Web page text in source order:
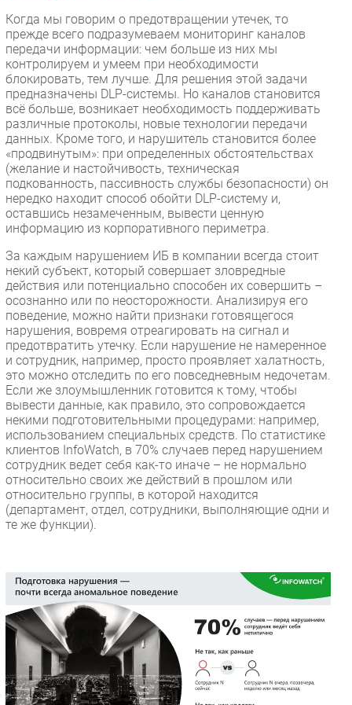
Когда мы говорим о предотвращении утечек, то
прежде всего подразумеваем мониторинг каналов
передачи информации: чем больше из них мы
контролируем и умеем при необходимости
блокировать, тем лучше. Для решения этой задачи
предназначены DLP-системы. Но каналов становится
всё больше, возникает необходимость поддерживать
различные протоколы, новые технологии передачи
данных. Кроме того, и нарушитель становится более
«продвинутым»: при определенных обстоятельствах
(желание и настойчивость, техническая
подкованность, пассивность службы безопасности) он
нередко находит способ обойти DLP-систему и,
оставшись незамеченным, вывести ценную
информацию из корпоративного периметра.
За каждым нарушением ИБ в компании всегда стоит
некий субъект, который совершает зловредные
действия или потенциально способен их совершить –
осознанно или по неосторожности. Анализируя его
поведение, можно найти признаки готовящегося
нарушения, вовремя отреагировать на сигнал и
предотвратить утечку. Если нарушение не намеренное
и сотрудник, например, просто проявляет халатность,
это можно отследить по его повседневным недочетам.
Если же злоумышленник готовится к тому, чтобы
вывести данные, как правило, это сопровождается
некими подготовительными процедурами: например,
использованием специальных средств. По статистике
клиентов InfoWatch, в 70% случаев перед нарушением
сотрудник ведет себя как-то иначе – не нормально
относительно своих же действий в прошлом или
относительно группы, в которой находится
(департамент, отдел, сотрудники, выполняющие одни и
те же функции).